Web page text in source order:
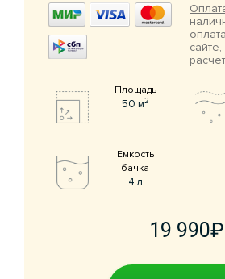
Площадь
50 м2
Емкость
бачка
4 л
19 990